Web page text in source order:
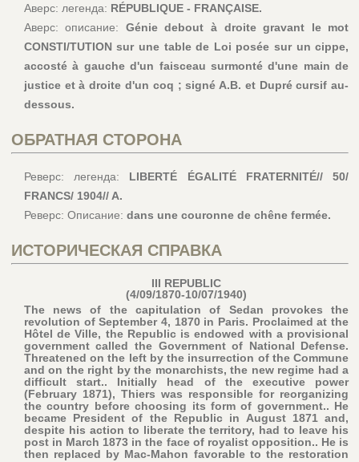
Аверс: легенда: RÉPUBLIQUE - FRANÇAISE.
Аверс: описание: Génie debout à droite gravant le mot
CONSTI/TUTION sur une table de Loi posée sur un cippe,
accosté à gauche d'un faisceau surmonté d'une main de
justice et à droite d'un coq ; signé A.B. et Dupré cursif au-
dessous.
ОБРАТНАЯ СТОРОНА
Реверс: легенда: LIBERTÉ ÉGALITÉ FRATERNITÉ// 50/
FRANCS/ 1904// A.
Реверс: Описание: dans une couronne de chêne fermée.
ИСТОРИЧЕСКАЯ СПРАВКА
III REPUBLIC
(4/09/1870-10/07/1940)
The news of the capitulation of Sedan provokes the
revolution of September 4, 1870 in Paris. Proclaimed at the
Hôtel de Ville, the Republic is endowed with a provisional
government called the Government of National Defense.
Threatened on the left by the insurrection of the Commune
and on the right by the monarchists, the new regime had a
difficult start.. Initially head of the executive power
(February 1871), Thiers was responsible for reorganizing
the country before choosing its form of government.. He
became President of the Republic in August 1871 and,
despite his action to liberate the territory, had to leave his
post in March 1873 in the face of royalist opposition.. He is
then replaced by Mac-Mahon favorable to the restoration